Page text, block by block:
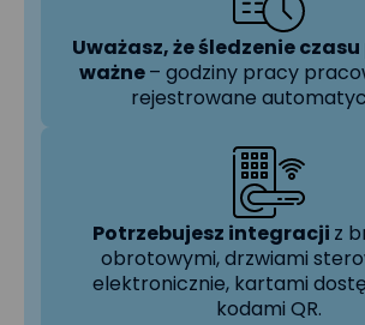
Uważasz, że śledzenie
ważne– godziny pracy
rejestrowane
Potrzebujesz integracji z
obrotowymi, drzwiami
elektronicznie, kartami
kodami QR.